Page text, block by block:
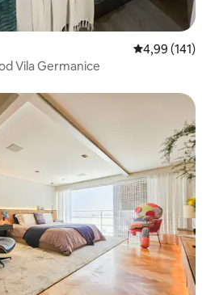
Prosječna
4,99 (141)
Vila Germanice
s oznakom „Odabrali gosti”